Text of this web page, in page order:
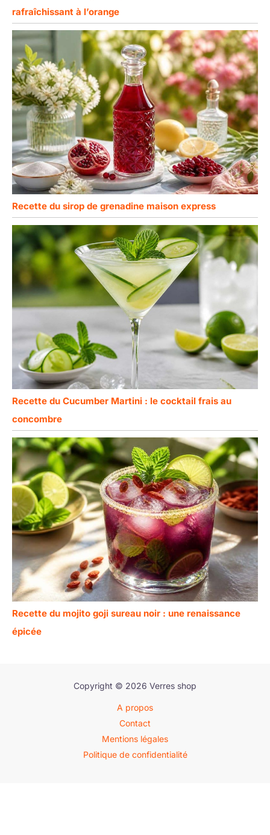
rafraîchissant à l’orange
Recette du sirop de grenadine maison express
Recette du Cucumber Martini : le cocktail frais au
concombre
Recette du mojito goji sureau noir : une renaissance
épicée
Copyright © 2026 Verres shop
A propos
Contact
Mentions légales
Politique de confidentialité